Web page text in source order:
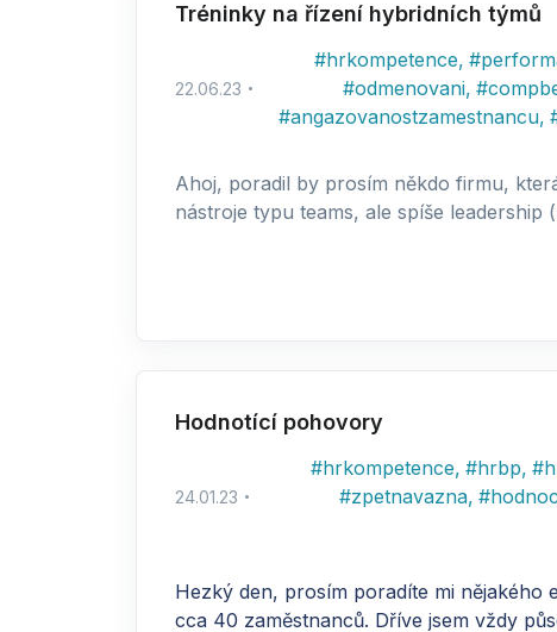
Tréninky na řízení hybridních týmů
22.06.23
#hrkompetence, #
#odmenovani, #
#angazovanostzamestnancu,
Ahoj, poradil by prosím někdo firmu,
nástroje typu teams, ale spíše leadership
Hodnotící pohovory
24.01.23
#hrkompetence, #hrbp, #
#zpetnavazna, #
Hezký den, prosím poradíte mi
cca 40 zaměstnanců. Dříve jsem vždy